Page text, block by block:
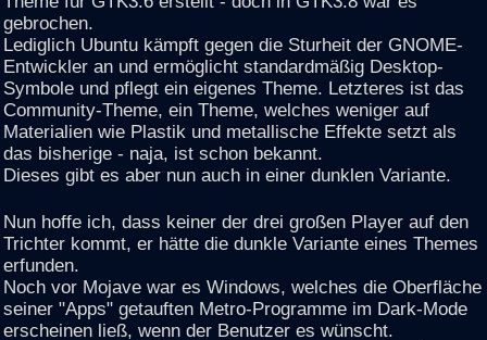
gebrochen.
Lediglich Ubuntu kämpft gegen die Sturheit der GNOME-
Entwickler an und ermöglicht standardmäßig Desktop-
Symbole und pflegt ein eigenes Theme. Letzteres ist das
Community-Theme, ein Theme, welches weniger auf
Materialien wie Plastik und metallische Effekte setzt als
das bisherige - naja, ist schon bekannt.
Dieses gibt es aber nun auch in einer dunklen Variante.
Nun hoffe ich, dass keiner der drei großen Player auf den
Trichter kommt, er hätte die dunkle Variante eines Themes
erfunden.
Noch vor Mojave war es Windows, welches die Oberfläche
seiner "Apps" getauften Metro-Programme im Dark-Mode
erscheinen ließ, wenn der Benutzer es wünscht.